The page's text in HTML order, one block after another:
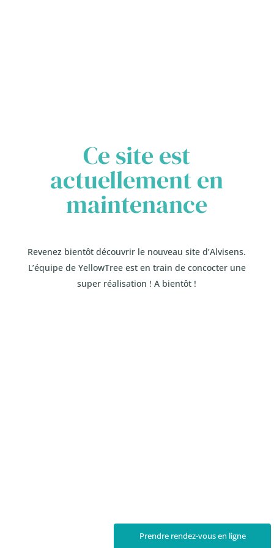
Ce site est
actuellement en
maintenance
Revenez bientôt découvrir le nouveau site d’Alvisens.
L’équipe de YellowTree est en train de concocter une
super réalisation ! A bientôt !
Prendre rendez-vous en ligne